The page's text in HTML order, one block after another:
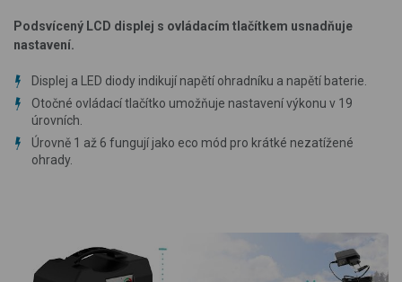
Podsvícený LCD displej s ovládacím tlačítkem usnadňuje
nastavení.
Displej a LED diody indikují napětí ohradníku a napětí baterie.
Otočné ovládací tlačítko umožňuje nastavení výkonu v 19
úrovních.
Úrovně 1 až 6 fungují jako eco mód pro krátké nezatížené
ohrady.